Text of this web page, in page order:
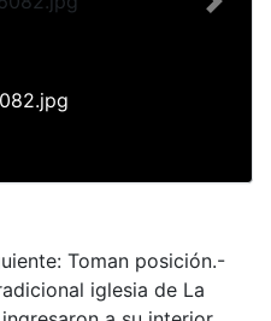
Next
Toman posición.-
iglesia de La